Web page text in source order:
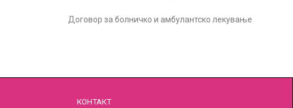
Договор за болничко и амбулантско лекување
КОНТАКТ